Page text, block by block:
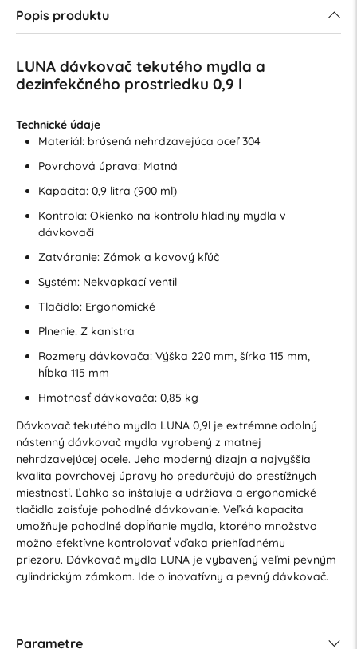
Popis produktu
LUNA dávkovač tekutého mydla a
dezinfekčného prostriedku 0,9 l
Technické údaje
Materiál: brúsená nehrdzavejúca oceľ 304
Povrchová úprava: Matná
Kapacita: 0,9 litra (900 ml)
Kontrola: Okienko na kontrolu hladiny mydla v
dávkovači
Zatváranie: Zámok a kovový kľúč
Systém: Nekvapkací ventil
Tlačidlo: Ergonomické
Plnenie: Z kanistra
Rozmery dávkovača: Výška 220 mm, šírka 115 mm,
hĺbka 115 mm
Hmotnosť dávkovača: 0,85 kg
Dávkovač tekutého mydla LUNA 0,9l je extrémne odolný
nástenný dávkovač mydla vyrobený z matnej
nehrdzavejúcej ocele. Jeho moderný dizajn a najvyššia
kvalita povrchovej úpravy ho predurčujú do prestížnych
miestností. Ľahko sa inštaluje a udržiava a ergonomické
tlačidlo zaisťuje pohodlné dávkovanie. Veľká kapacita
umožňuje pohodlné dopĺňanie mydla, ktorého množstvo
možno efektívne kontrolovať vďaka priehľadnému
priezoru. Dávkovač mydla LUNA je vybavený veľmi pevným
cylindrickým zámkom. Ide o inovatívny a pevný dávkovač.
Parametre